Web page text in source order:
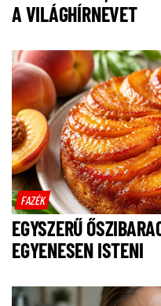
A VILÁGHÍRNEVET
FAZÉK
EGYSZERŰ
EGYENESEN ISTENI